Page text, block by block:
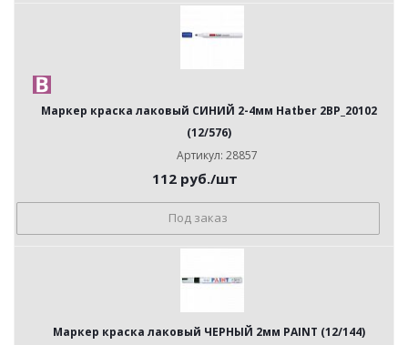
Маркер краска лаковый СИНИЙ 2-4мм Hatber 2BP_20102
(12/576)
Артикул: 28857
112 руб./шт
Под заказ
Маркер краска лаковый ЧЕРНЫЙ 2мм PAINT (12/144)